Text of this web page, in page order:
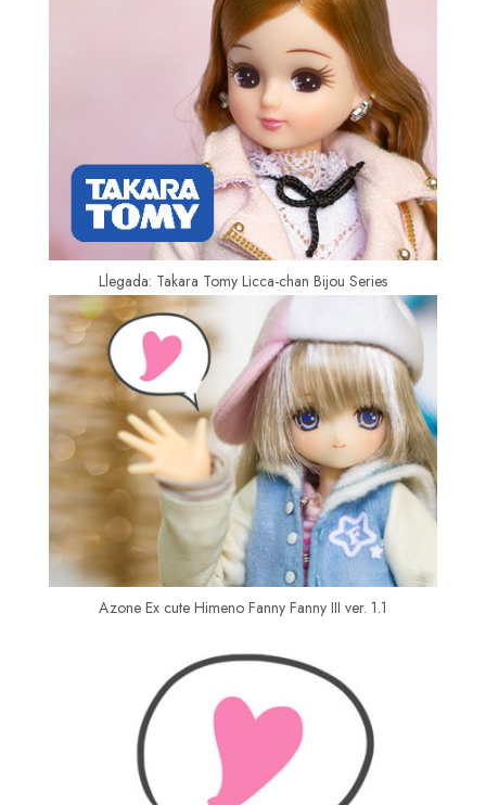
Llegada: Takara Tomy Licca-chan Bijou Series
Azone Ex cute Himeno Fanny Fanny III ver. 1.1